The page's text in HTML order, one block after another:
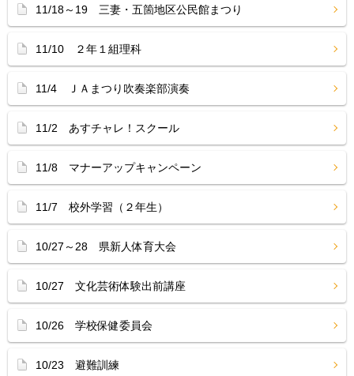
11/18～19 三妻・五箇地区公民館まつり
11/10 ２年１組理科
11/4 ＪＡまつり吹奏楽部演奏
11/2 あすチャレ！スクール
11/8 マナーアップキャンペーン
11/7 校外学習（２年生）
10/27～28 県新人体育大会
10/27 文化芸術体験出前講座
10/26 学校保健委員会
10/23 避難訓練